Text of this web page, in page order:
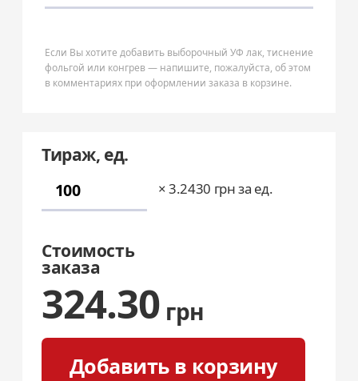
Если Вы хотите добавить выборочный УФ лак, тиснение
фольгой или конгрев — напишите, пожалуйста, об этом
в комментариях при оформлении заказа в корзине.
Тираж, ед.
×3.2430 грн за ед.
Стоимость
заказа
324.30 грн
Добавить в корзину